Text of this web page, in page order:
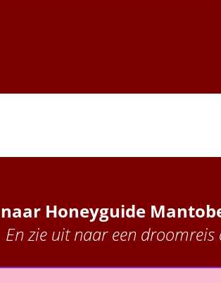
Honeyguide
En zie uit naar een